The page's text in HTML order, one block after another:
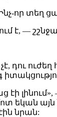
որ տեղ
է, —
դու
էի
եկան այն
նրան: